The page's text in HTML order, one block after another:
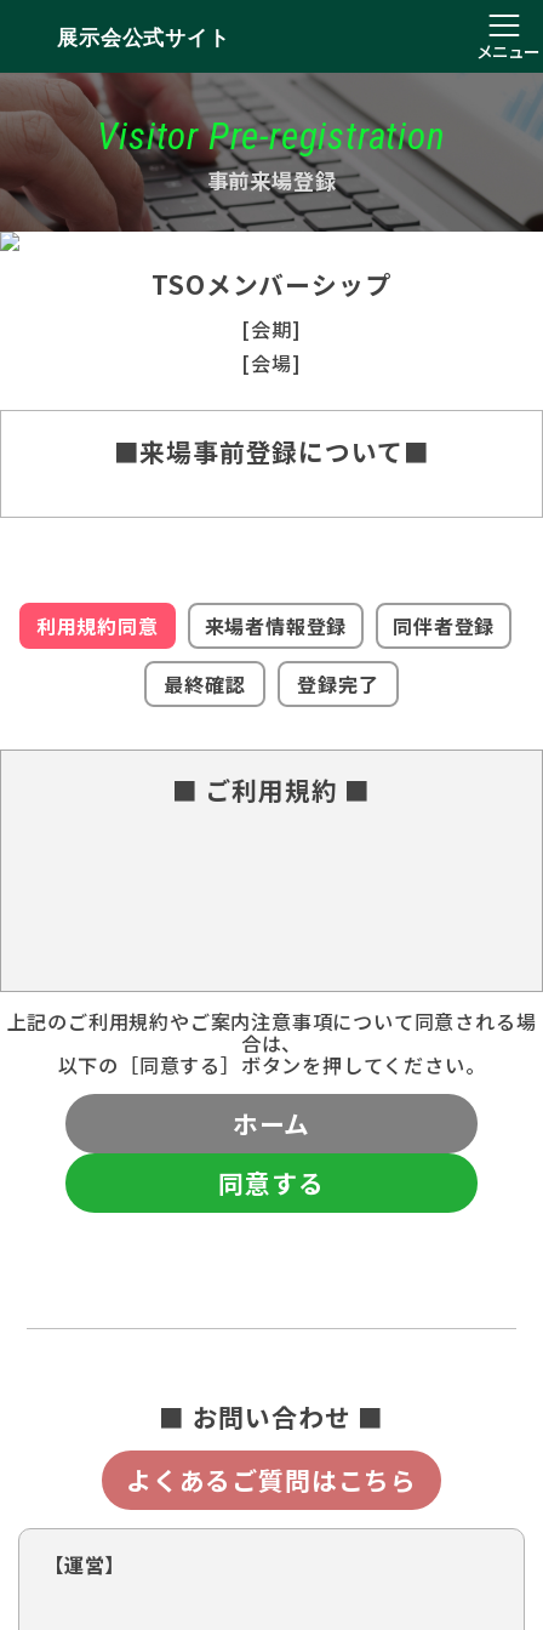
展示会公式サイト
メニュー
Visitor Pre-registration
事前来場登録
TSOメンバーシップ
[会期]
[会場]
■来場事前登録について■
利用規約同意 来場者情報登録
同伴者登録
最終確認
登録完了
■ ご利用規約 ■
上記のご利用規約やご案内注意事項について同意される場
合は、
以下の［同意する］ボタンを押してください。
ホーム
同意する
■ お問い合わせ ■
よくあるご質問はこちら
【運営】